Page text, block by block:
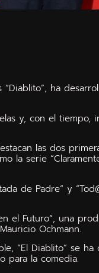
ha
y, con el
las dos
la serie
de Padre“ y
el Futuro“, una
Ochmann.
“El Diablito” se
para la comedia.